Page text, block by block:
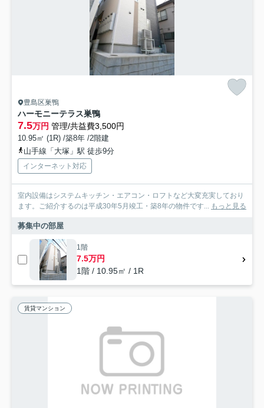
豊島区巣鴨
ハーモニーテラス巣鴨
7.5万円 管理/共益費3,500円
10.95㎡ (1R) /築8年 /2階建
山手線「大塚」駅 徒歩9分
インターネット対応
室内設備はシステムキッチン・エアコン・ロフトなど大変充実しており
ます。ご紹介するのは平成30年5月竣工・築8年の物件です... もっと見る
募集中の部屋
1階
7.5万円
1階 / 10.95㎡ / 1R
賃貸マンション